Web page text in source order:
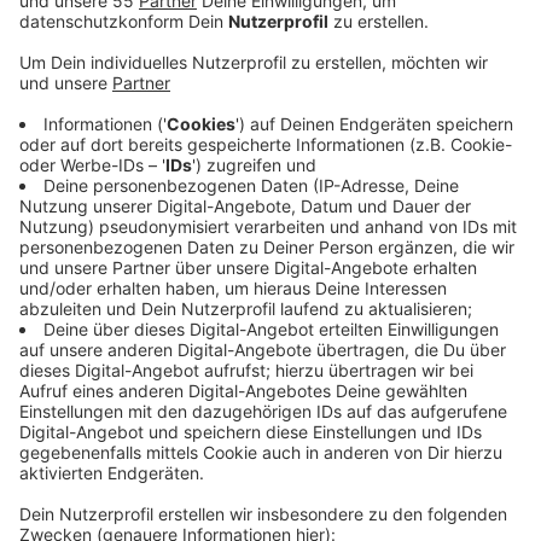
Betroffen sind laut Vodafone Haushalte mit
Beethoven-, Hölderlin- und Gerberstraße. Alle
Radiosender sind aber weiterhin digital über das Kabel
zu empfangen - mit einem Digitalreceiver. In NRW ist
Erkrath die erste Stadt, in der Vodafone das
Radioangebot im Kabelnetz vollständig digitalisiert.
Wann das im Rest von NRW passiert, stehe noch nicht
fest. In allen anderen Bundesländern bietet Vodafone
schon seit 2018 kein analoges Kabelradio mehr an.
Dadurch erhalte Vodafone einen größeren
Gestaltungsspielraum für die weitere Entwicklung des
Kabelnetzes, heißt es. Gestärkt werden sollen vor
allem Internetangebote. Um Radio zu empfangen,
nutzen nach Angaben des Netzbetreibers nur noch
etwa 2,5 Prozent der Deutschen Kabel und Satellit.